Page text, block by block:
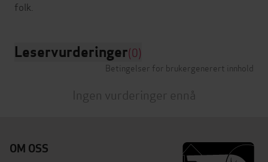
Leservurderinger(0)
Betingelser for brukergenerert innhold
Ingen vurderinger ennå
OM OSS